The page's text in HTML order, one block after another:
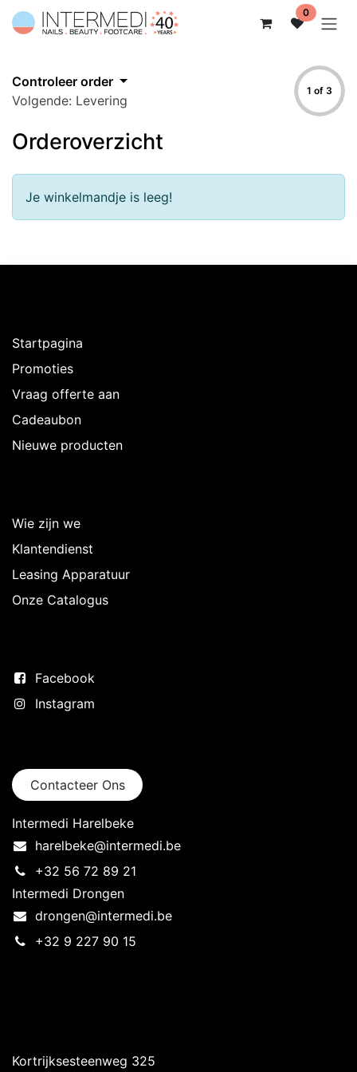
Overslaan naar inhoud 0
Controleer order
Volgende: Levering
1 of 3
Orderoverzicht
Je winkelmandje is leeg!
Startpagina
Promoties
Vraag offerte aan
Cadeaubon
Nieuwe producten
Wie zijn we
Klantendienst
Leasing Apparatuur
Onze Catalogus
Facebook
Instagram
Contacteer Ons
Intermedi Harelbeke
harelbeke@intermedi.be
+32 56 72 89 21
Intermedi Drongen
drongen@intermedi.be
+32 9 227 90 15
Kortrijksesteenweg 325